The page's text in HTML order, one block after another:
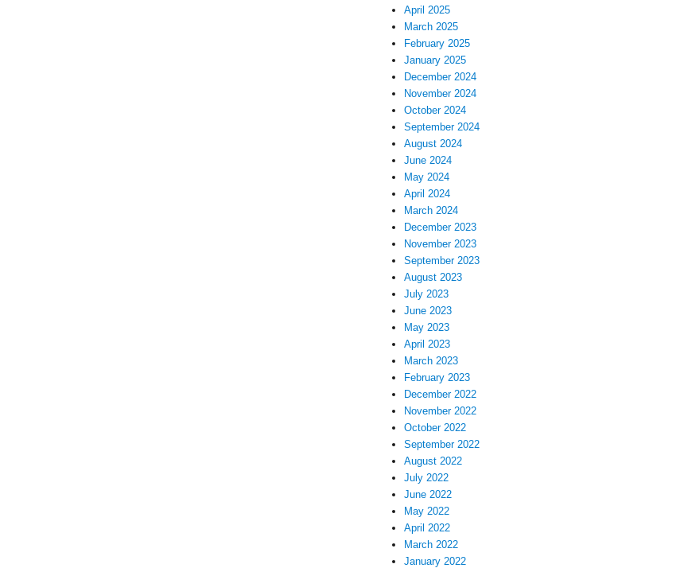
April 2025
March 2025
February 2025
January 2025
December 2024
November 2024
October 2024
September 2024
August 2024
June 2024
May 2024
April 2024
March 2024
December 2023
November 2023
September 2023
August 2023
July 2023
June 2023
May 2023
April 2023
March 2023
February 2023
December 2022
November 2022
October 2022
September 2022
August 2022
July 2022
June 2022
May 2022
April 2022
March 2022
January 2022